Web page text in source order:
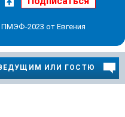
2023 от Евгения
ИЛИ ГОСТЮ